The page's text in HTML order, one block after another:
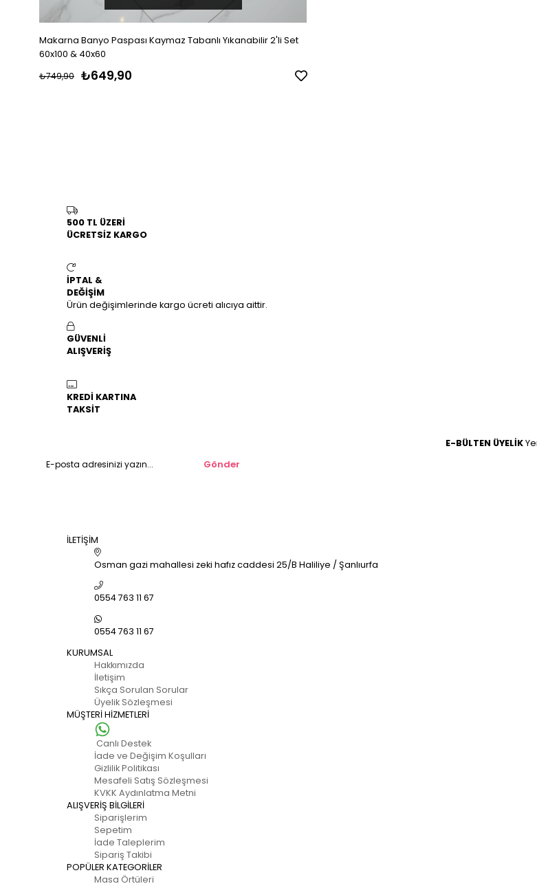
Makarna Banyo Paspası Kaymaz Tabanlı Yıkanabilir 2'li Set
60x100 & 40x60
₺649,90
₺749,90
500 TL ÜZERİ
ÜCRETSİZ KARGO
İPTAL &
DEĞİŞİM
Ürün değişimlerinde kargo ücreti alıcıya aittir.
GÜVENLİ
ALIŞVERİŞ
KREDİ KARTINA
TAKSİT
E-BÜLTEN ÜYELİK
Gönder
İLETİŞİM
Osman gazi mahallesi zeki hafız caddesi 25/B Haliliye / Şanlıurfa
0554 763 11 67
0554 763 11 67
KURUMSAL
Hakkımızda
İletişim
Sıkça Sorulan Sorular
Üyelik Sözleşmesi
MÜŞTERİ HİZMETLERİ
Canlı Destek
İade ve Değişim Koşulları
Gizlilik Politikası
Mesafeli Satış Sözleşmesi
KVKK Aydınlatma Metni
ALIŞVERİŞ BİLGİLERİ
Siparişlerim
Sepetim
İade Taleplerim
Sipariş Takibi
POPÜLER KATEGORİLER
Masa Örtüleri